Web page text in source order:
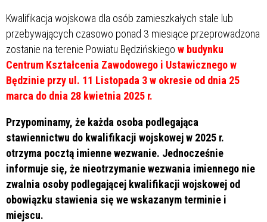
Kwalifikacja wojskowa dla osób zamieszkałych stale lub
przebywających czasowo ponad 3 miesiące przeprowadzona
zostanie na terenie Powiatu Będzińskiego w budynku
Centrum Kształcenia Zawodowego i Ustawicznego w
Będzinie przy ul. 11 Listopada 3 w okresie od dnia 25
marca do dnia 28 kwietnia 2025 r.
Przypominamy, że każda osoba podlegająca
stawiennictwu do kwalifikacji wojskowej w 2025 r.
otrzyma pocztą imienne wezwanie. Jednocześnie
informuje się, że nieotrzymanie wezwania imiennego nie
zwalnia osoby podlegającej kwalifikacji wojskowej od
obowiązku stawienia się we wskazanym terminie i
miejscu.